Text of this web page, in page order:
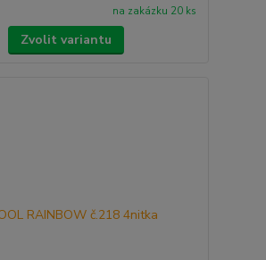
na zakázku 20 ks
Zvolit variantu